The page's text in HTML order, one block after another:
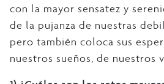
con la mayor sensatez y
de la pujanza de nuestras
pero también coloca sus
nuestros sueños, de nuestros